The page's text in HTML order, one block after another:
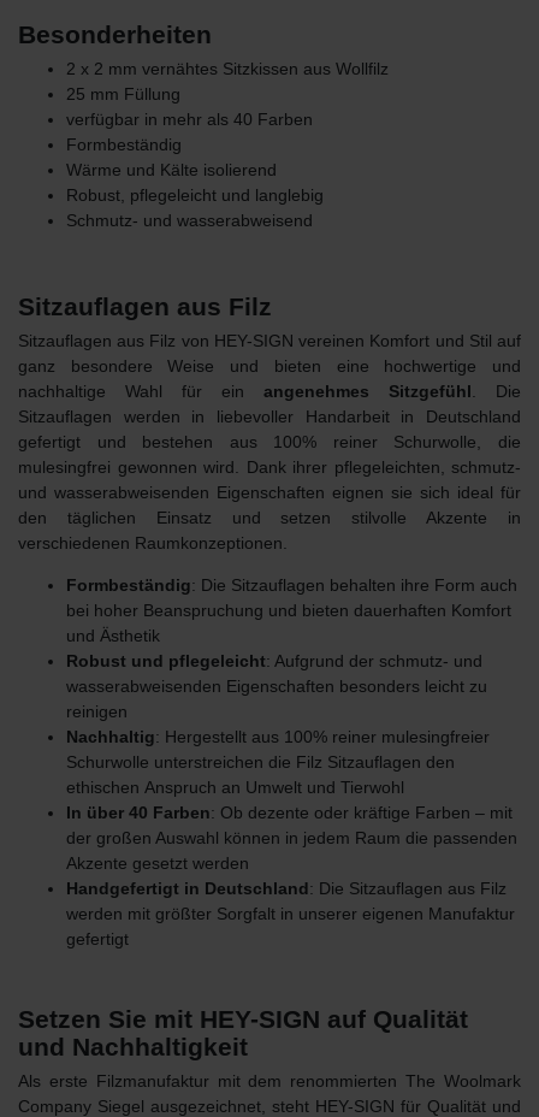
Besonderheiten
2 x 2 mm vernähtes Sitzkissen aus Wollfilz
25 mm Füllung
verfügbar in mehr als 40 Farben
Formbeständig
Wärme und Kälte isolierend
Robust, pflegeleicht und langlebig
Schmutz- und wasserabweisend
Sitzauflagen aus Filz
Sitzauflagen aus Filz von HEY-SIGN vereinen Komfort und Stil auf
ganz besondere Weise und bieten eine hochwertige und
nachhaltige Wahl für ein angenehmes Sitzgefühl . Die
Sitzauflagen werden in liebevoller Handarbeit in Deutschland
gefertigt und bestehen aus 100% reiner Schurwolle , die
mulesingfrei gewonnen wird. Dank ihrer pflegeleichten, schmutz-
und wasserabweisenden Eigenschaften eignen sie sich ideal für
den täglichen Einsatz und setzen stilvolle Akzente in
verschiedenen Raumkonzeptionen.
Formbeständig: Die Sitzauflagen behalten ihre Form auch
bei hoher Beanspruchung und bieten dauerhaften Komfort
und Ästhetik
Robust und pflegeleicht: Aufgrund der schmutz- und
wasserabweisenden Eigenschaften besonders leicht zu
reinigen
Nachhaltig: Hergestellt aus 100% reiner mulesingfreier
Schurwolle unterstreichen die Filz Sitzauflagen den
ethischen Anspruch an Umwelt und Tierwohl
In über 40 Farben: Ob dezente oder kräftige Farben – mit
der großen Auswahl können in jedem Raum die passenden
Akzente gesetzt werden
Handgefertigt in Deutschland: Die Sitzauflagen aus Filz
werden mit größter Sorgfalt in unserer eigenen Manufaktur
gefertigt
Setzen Sie mit HEY-SIGN auf Qualität
und Nachhaltigkeit
Als erste Filzmanufaktur mit dem renommiertenThe Woolmark
Company Siegel ausgezeichnet, steht HEY-SIGN für Qualität und